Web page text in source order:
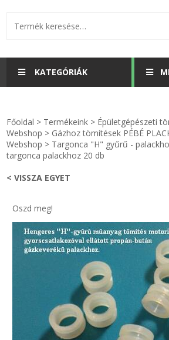
KATEGÓRIÁK
KULCSTARTÓ - KULCSKARIKA
IPARI KARIMA TÖMÍTÉS
TÖMÍTŐ TÁBLA - SZIGETELŐ LEMEZ
GUMILEMEZ - FILC - HÓTOLÓ
TÖMÍTŐ ZSINÓR - RAGASZTÓ
videók
Egyedi
Hírek
ÁSZF
Főoldal > Termékeink > Épületgépészeti
Webshop > Gázhoz tömítések PÉBÉ
Webshop > Targonca "H" gyűrű -
targonca palackhoz 20 db
< VISSZA EGYET
Oszd meg!